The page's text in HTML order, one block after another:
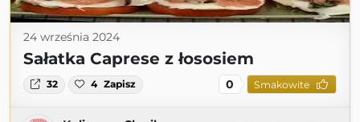
24 września 2024
Sałatka Caprese z łososiem
32 4 Zapisz 0 Smakowite